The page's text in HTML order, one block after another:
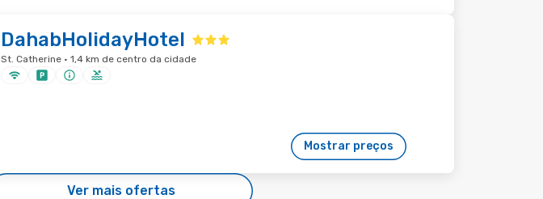
DahabHolidayHotel
St. Catherine · 1,4 km de centro da cidade
Mostrar preços
Ver mais ofertas